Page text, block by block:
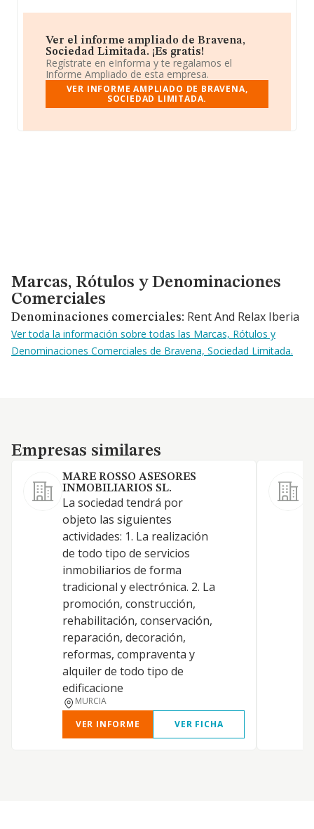
Ver el informe ampliado de Bravena,
Sociedad Limitada. ¡Es gratis!
Regístrate en eInforma y te regalamos el
Informe Ampliado de esta empresa.
VER INFORME AMPLIADO DE BRAVENA,
SOCIEDAD LIMITADA.
Marcas, Rótulos y Denominaciones Comerciales
Marcas, Rótulos y Denominaciones
Comerciales
Denominaciones comerciales: Rent And Relax Iberia
Ver toda la información sobre todas las Marcas, Rótulos y
Denominaciones Comerciales de Bravena, Sociedad Limitada.
Empresas similares
Empresas similares
MARE ROSSO ASESORES
INMOBILIARIOS SL.
La sociedad tendrá por
objeto las siguientes
actividades: 1. La realización
de todo tipo de servicios
inmobiliarios de forma
tradicional y electrónica. 2. La
promoción, construcción,
rehabilitación, conservación,
reparación, decoración,
reformas, compraventa y
alquiler de todo tipo de
edificacione
MURCIA
VER INFORME
VER FICHA